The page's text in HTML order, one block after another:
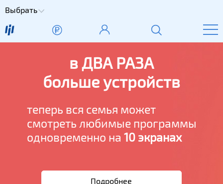
Выбрать
вДВА РАЗА
больше устройств
теперь вся семья может
смотреть любимые программы
одновременно на 10 экранах
Подробнее